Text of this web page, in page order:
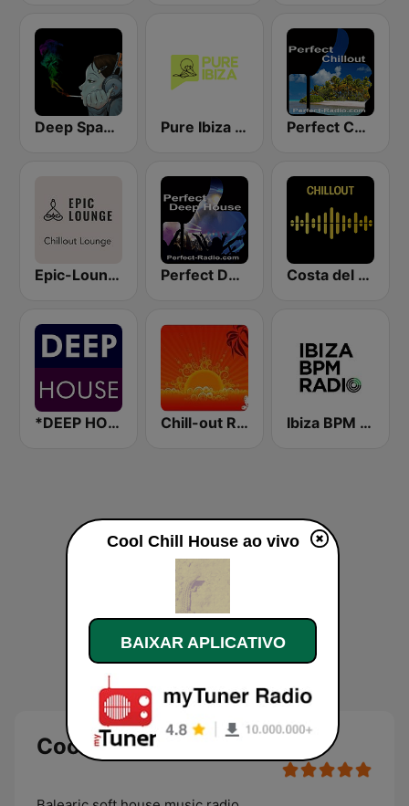
Deep Space Chill Pure Ibiza Radio Perfect Chillout
Epic-Lounge - Chillout Lounge Perfect Deep House Costa del Mar Chillout
*DEEP HOUSE Chill-out Radio Ibiza BPM Radio
Cool Chill House
Cool Chill House ao vivo
BAIXAR APLICATIVO